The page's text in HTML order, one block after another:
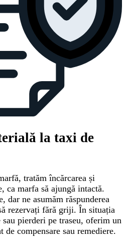
la taxi de
tratăm încărcarea și
ca marfa să ajungă intactă.
dar ne asumăm răspunderea
rezervați fără griji. În situația
pierderi pe traseu, oferim un
de compensare sau remediere.